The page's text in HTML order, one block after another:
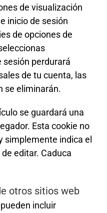
de visualización
inicio de sesión
de opciones de
sesión perdurará
de tu cuenta, las
se eliminarán.
se guardará una
Esta cookie no
simplemente indica el
editar. Caduca
otros sitios web
incluir